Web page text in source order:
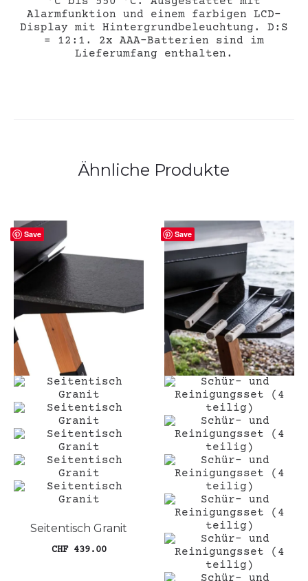
Alarmfunktion und einem farbigen LCD-
Display mit Hintergrundbeleuchtung. D:S
= 12:1. 2x AAA-Batterien sind im
Lieferumfang enthalten.
Ähnliche Produkte
Save
Seitentisch Granit
CHF439.00
Save